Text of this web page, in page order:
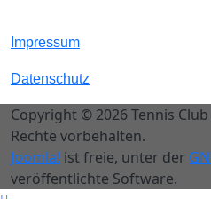
Impressum
Datenschutz
Copyright © 2026 Tennis
Rechte vorbehalten.
Joomla! ist freie, unter der
veröffentlichte Software.